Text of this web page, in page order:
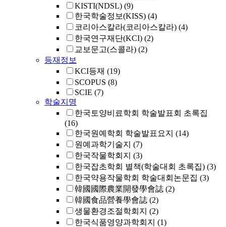
KISTI(NDSL) (9)
한국학술정보(KISS) (4)
코리아스칼라(코리아스칼라) (4)
한국연구재단(KCI) (2)
교보문고(스콜라) (2)
등재정보
KCI등재 (19)
SCOPUS (8)
SCIE (7)
학술지명
한국토양비료학회 학술발표회 초록집
(16)
한국원예학회 학술발표요지 (14)
원예과학기술지 (7)
한국작물학회지 (3)
한국잡초학회 별책(학술대회 초록집) (3)
한국약용작물학회 학술대회논문집 (3)
韓國國際農業開發學會誌 (2)
韓國食品營養學會誌 (2)
생물환경조절학회지 (2)
한국식품영양과학회지 (1)